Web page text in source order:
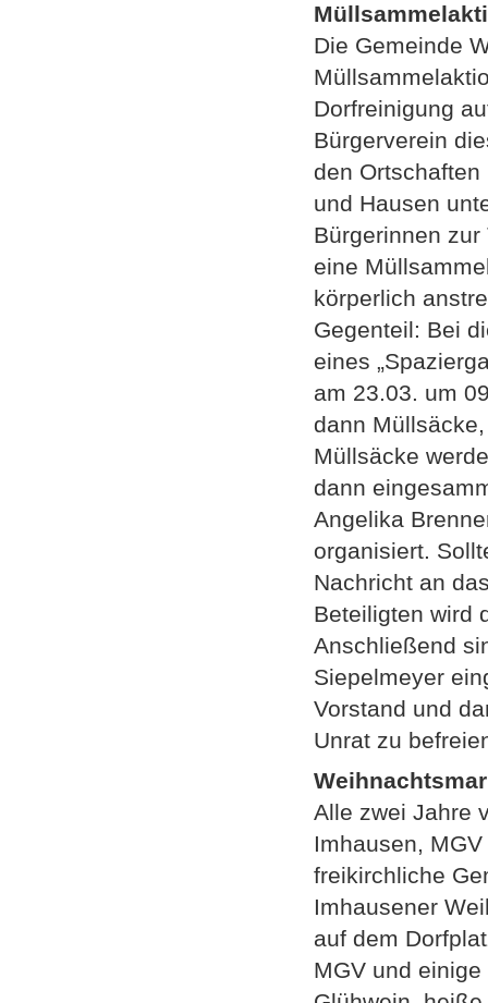
Die Gemeinde
Dorfreinigung
Bürgerverein
den
und Hausen
Bürgerinnen
eine
körperlich
Gegenteil: Bei
eines
am 23.03. um
dann
Müllsäcke
dann
Angelika
organisiert.
Nachricht an
Beteiligten wird
Anschließend
Siepelmeyer
Vorstand und
Unrat zu
Alle zwei Jahre
Imhausen,
freikirchliche
Imhausener
auf dem
MGV und